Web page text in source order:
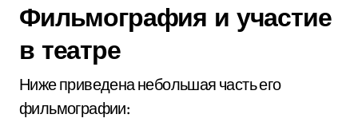
Фильмография и участие
в театре
Ниже приведена небольшая часть его
фильмографии: